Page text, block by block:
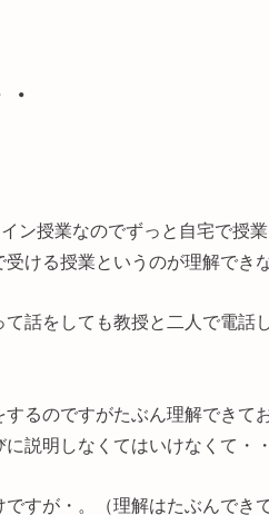
ン授業なのでずっと自宅で授
ける授業というのが理解でき
話をしても教授と二人で電話
るのですがたぶん理解できて
説明しなくてはいけなくて・・
すが・。（理解はたぶんでき